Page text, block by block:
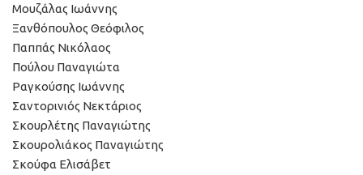
Μουζάλας Ιωάννης
Ξανθόπουλος Θεόφιλος
Παππάς Νικόλαος
Πούλου Παναγιώτα
Ραγκούσης Ιωάννης
Σαντορινιός Νεκτάριος
Σκουρλέτης Παναγιώτης
Σκουρολιάκος Παναγιώτης
Σκούφα Ελισάβετ